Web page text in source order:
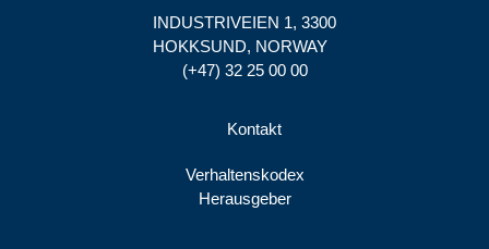
INDUSTRIVEIEN 1, 3300
HOKKSUND, NORWAY
(+47) 32 25 00 00
Kontakt
Verhaltenskodex
Herausgeber